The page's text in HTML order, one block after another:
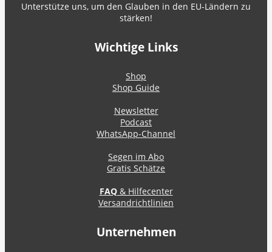
Unterstütze uns, um den Glauben in den EU-Ländern zu
stärken!
Wichtige Links
Shop
Shop Guide
Newsletter
Podcast
WhatsApp-Channel
Segen im Abo
Gratis Schätze
FAQ& Hilfecenter
Versandrichtlinien
Unternehmen